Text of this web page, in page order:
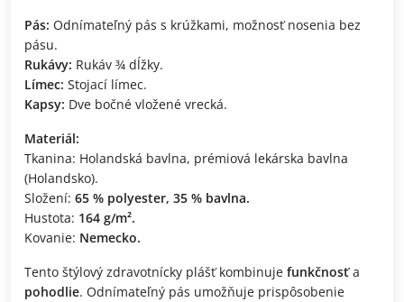
Pás: Odnímateľný pás s krúžkami, možnosť nosenia bez
pásu.
Rukávy: Rukáv ¾ dĺžky.
Límec: Stojací límec.
Kapsy: Dve bočné vložené vrecká.
Materiál:
Tkanina: Holandská bavlna, prémiová lekárska bavlna
(Holandsko).
Složení: 65 % polyester, 35 % bavlna.
Hustota: 164 g/m².
Kovanie: Nemecko.
Tento štýlový zdravotnícky plášť kombinuje funkčnosťa
pohodlie. Odnímateľný pás umožňuje prispôsobenie